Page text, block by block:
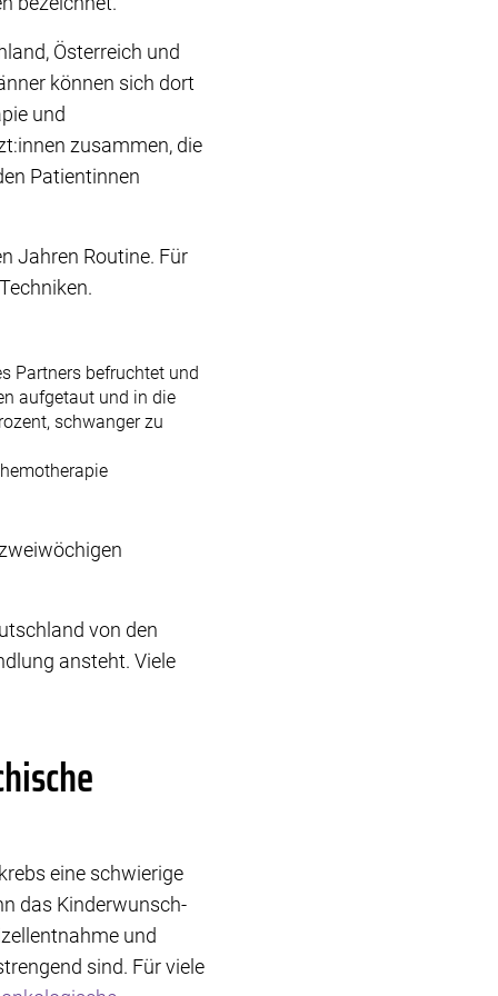
Österreich und
können sich dort
und
zusammen, die
Patientinnen
Jahren Routine. Für
Partners befruchtet und
aufgetaut und in die
schwanger zu
von den
ansteht. Viele
eine schwierige
das Kinderwunsch-
und
sind. Für viele